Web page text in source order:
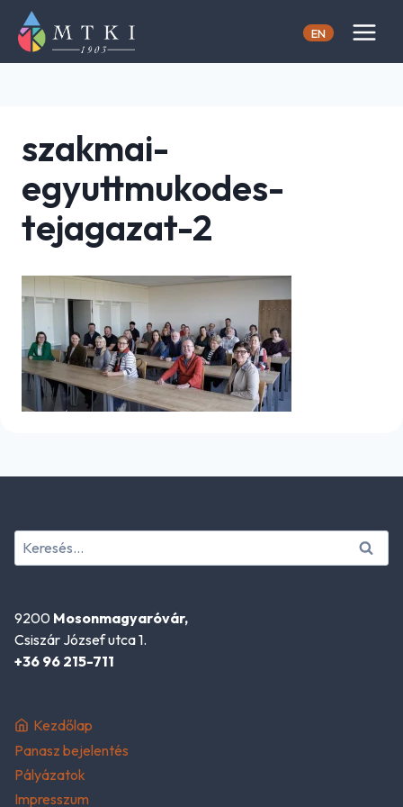
content
EN
szakmai-
egyuttmukodes-
tejagazat-2
Keresés:
9200 Mosonmagyaróvár,
Csiszár József utca 1.
+36 96 215-711
Kezdőlap
Panasz bejelentés
Pályázatok
Impresszum